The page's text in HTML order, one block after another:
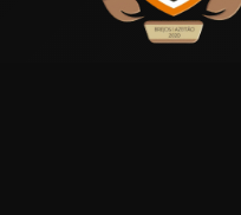
Parceiros